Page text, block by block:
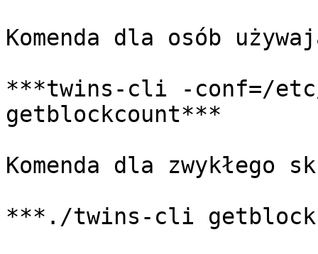
Komenda dla osób
***twins-cli -conf=/etc/
getblockcount***
Komenda dla zwykłego
***./twins-cli